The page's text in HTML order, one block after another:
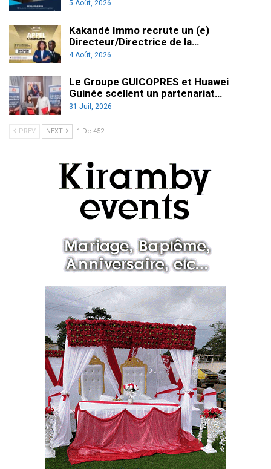
5 Août, 2026
Kakandé Immo recrute un (e)
Directeur/Directrice de la…
4 Août, 2026
Le Groupe GUICOPRES et Huawei
Guinée scellent un partenariat…
31 Juil, 2026
PREV NEXT 1 De 452